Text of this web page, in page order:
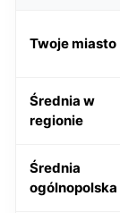
Twoje miasto
Średnia w
regionie
Średnia
ogólnopolska